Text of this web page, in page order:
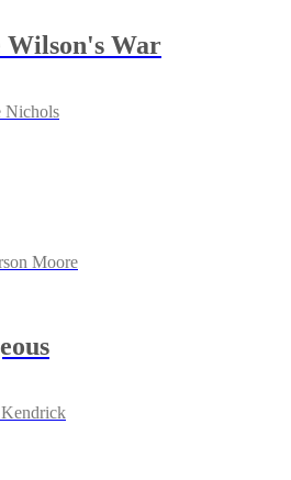
Wilson's War
Nichols
Moore